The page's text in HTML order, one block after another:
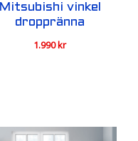
Mitsubishi vinkel
droppränna
1.990kr